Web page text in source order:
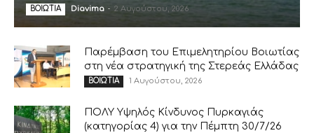
ΒΟΙΩΤΙΑ Diavima - 2 Αυγούστου, 2026
Παρέμβαση του Επιμελητηρίου Βοιωτίας
στη νέα στρατηγική της Στερεάς Ελλάδας
ΒΟΙΩΤΙΑ 1 Αυγούστου, 2026
ΠΟΛΥ Υψηλός Κίνδυνος Πυρκαγιάς
(κατηγορίας 4) για την Πέμπτη 30/7/26